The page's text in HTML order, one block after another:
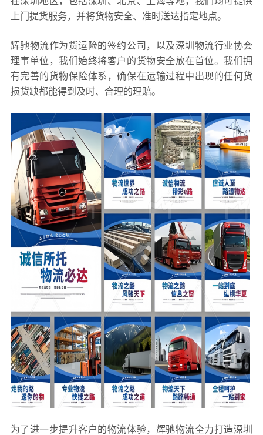
上门提货服务，并将货物安全、准时送达指定地点。
辉驰物流作为货运险的签约公司，以及深圳物流行业协会
理事单位，我们始终将客户的货物安全放在首位。我们拥
有完善的货物保险体系，确保在运输过程中出现的任何货
损货缺都能得到及时、合理的理赔。
为了进一步提升客户的物流体验，辉驰物流全力打造深圳